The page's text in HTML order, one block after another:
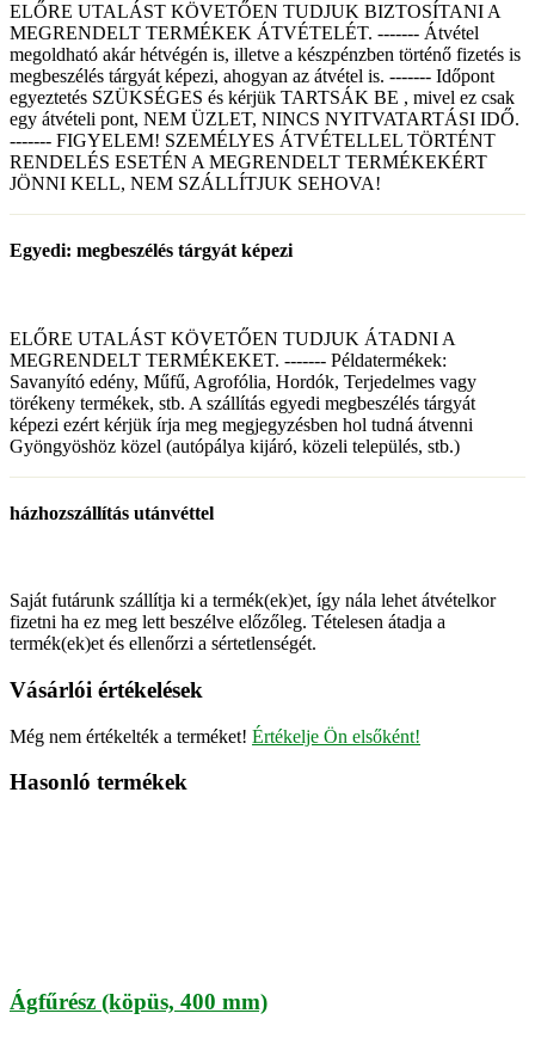
ELŐRE UTALÁST KÖVETŐEN TUDJUK BIZTOSÍTANI A
MEGRENDELT TERMÉKEK ÁTVÉTELÉT. ------- Átvétel
megoldható akár hétvégén is, illetve a készpénzben történő fizetés is
megbeszélés tárgyát képezi, ahogyan az átvétel is. ------- Időpont
egyeztetés SZÜKSÉGES és kérjük TARTSÁK BE , mivel ez csak
egy átvételi pont, NEM ÜZLET, NINCS NYITVATARTÁSI IDŐ.
------- FIGYELEM! SZEMÉLYES ÁTVÉTELLEL TÖRTÉNT
RENDELÉS ESETÉN A MEGRENDELT TERMÉKEKÉRT
JÖNNI KELL, NEM SZÁLLÍTJUK SEHOVA!
Egyedi: megbeszélés tárgyát képezi
ELŐRE UTALÁST KÖVETŐEN TUDJUK ÁTADNI A
MEGRENDELT TERMÉKEKET. ------- Példatermékek:
Savanyító edény, Műfű, Agrofólia, Hordók, Terjedelmes vagy
törékeny termékek, stb. A szállítás egyedi megbeszélés tárgyát
képezi ezért kérjük írja meg megjegyzésben hol tudná átvenni
Gyöngyöshöz közel (autópálya kijáró, közeli település, stb.)
házhozszállítás utánvéttel
Saját futárunk szállítja ki a termék(ek)et, így nála lehet átvételkor
fizetni ha ez meg lett beszélve előzőleg. Tételesen átadja a
termék(ek)et és ellenőrzi a sértetlenségét.
Vásárlói értékelések
Még nem értékelték a terméket! Értékelje Ön elsőként!
Hasonló termékek
Ágfűrész (köpüs, 400 mm)